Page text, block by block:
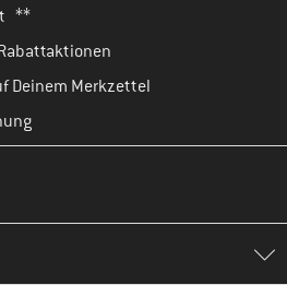
**
Deinem Merkzettel